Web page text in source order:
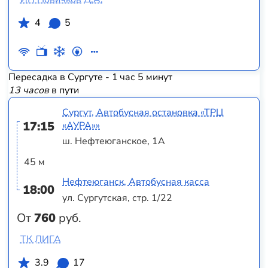
4
5
Пересадка в Сургуте - 1 час 5 минут
13 часовв пути
17:15
45 м
18:00
От760 руб.
Сургут, Автобусная остановка «ТРЦ
«АУРА»»
ш. Нефтеюганское, 1А
Нефтеюганск, Автобусная касса
ул. Сургутская, стр. 1/22
ТК ЛИГА
3.9
17